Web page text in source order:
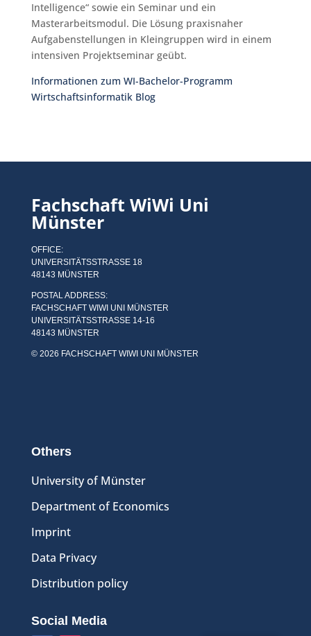
Intelligence“ sowie ein Seminar und ein
Masterarbeitsmodul. Die Lösung praxisnaher
Aufgabenstellungen in Kleingruppen wird in einem
intensiven Projektseminar geübt.
Informationen zum WI-Bachelor-Programm
Wirtschaftsinformatik Blog
Fachschaft WiWi Uni
Münster
OFFICE:
UNIVERSITÄTSSTRASSE 18
48143 MÜNSTER
POSTAL ADDRESS:
FACHSCHAFT WIWI UNI MÜNSTER
UNIVERSITÄTSSTRASSE 14-16
48143 MÜNSTER
© 2026 FACHSCHAFT WIWI UNI MÜNSTER
Others
University of Münster
Department of Economics
Imprint
Data Privacy
Distribution policy
Social Media